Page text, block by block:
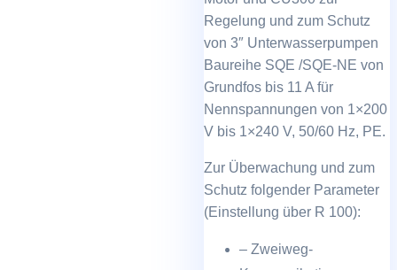
Regelung und zum Schutz
von 3″ Unterwasserpumpen
Baureihe SQE /SQE-NE von
Grundfos bis 11 A für
Nennspannungen von 1×200
V bis 1×240 V, 50/60 Hz, PE.
Zur Überwachung und zum
Schutz folgender Parameter
(Einstellung über R 100):
– Zweiweg-